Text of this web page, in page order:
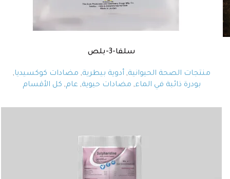
سلفا-3-بلص
منتجات الصحة الحيوانية, أدوية بيطرية, مضادات كوكسيديا,
بودرة ذائبة في الماء, مضادات حيوية, عام, كل الأقسام